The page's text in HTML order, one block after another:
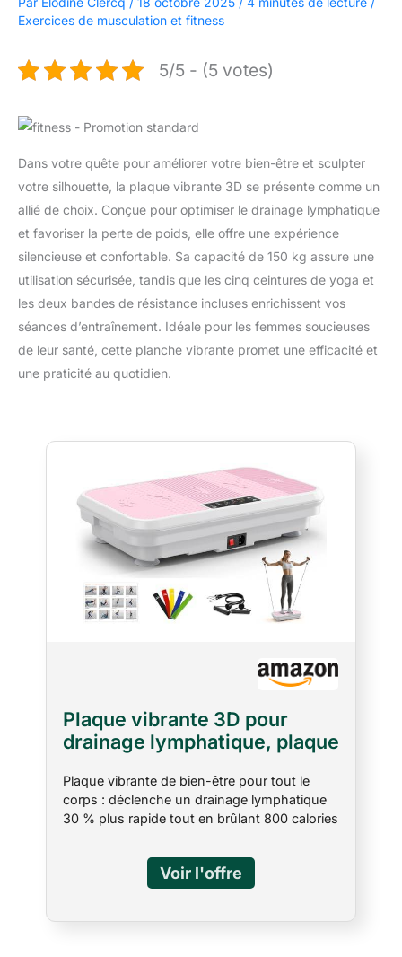
Exercices de musculation et fitness
5/5 - (5 votes)
Dans votre quête pour améliorer votre bien-être et sculpter
votre silhouette, la plaque vibrante 3D se présente comme un
allié de choix. Conçue pour optimiser le drainage lymphatique
et favoriser la perte de poids, elle offre une expérience
silencieuse et confortable. Sa capacité de 150 kg assure une
utilisation sécurisée, tandis que les cinq ceintures de yoga et
les deux bandes de résistance incluses enrichissent vos
séances d’entraînement. Idéale pour les femmes soucieuses
de leur santé, cette planche vibrante promet une efficacité et
une praticité au quotidien.
Plaque vibrante 3D pour
drainage lymphatique, plaque
capacité de 150 kg, planche
vibrante silencieuse, 5
ceintures de yoga et 2
bandes de résistance, rose
Plaque vibrante de bien-être pour tout le
corps : déclenche un drainage lymphatique
30 % plus rapide tout en brûlant 800 calories
plaque vibrante réduit les douleurs post-
entraînement (DOMS) de 50 % et diminue
visiblement la cellulite en 2 semaines, aidant